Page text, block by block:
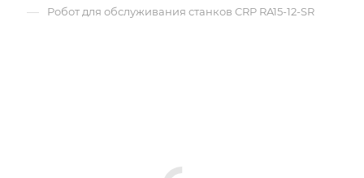
— Робот для обслуживания станков CRP RA15-12-SR